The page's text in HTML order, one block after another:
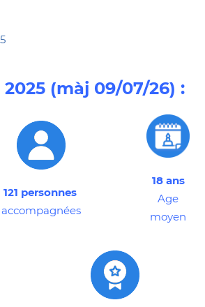
5
2025 (màj 09/07/26) :
121 personnes
accompagnées
18 ans
Age
moyen